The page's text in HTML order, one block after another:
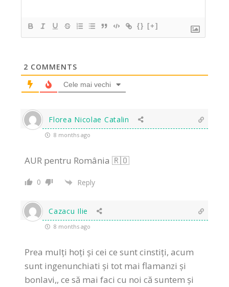
{} [+]
2 COMMENTS
Cele mai vechi
Florea Nicolae Catalin
8 months ago
AUR pentru România 🇷🇴
0 Reply
Cazacu Ilie
8 months ago
Prea mulți hoți și cei ce sunt cinstiți, acum
sunt ingenunchiati și tot mai flamanzi și
bonlavi,, ce să mai faci cu noi că suntem și